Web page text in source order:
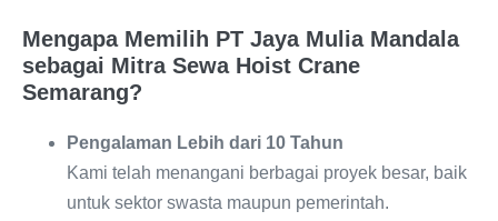
Mengapa Memilih PT Jaya Mulia Mandala
sebagai Mitra Sewa Hoist Crane
Semarang?
Pengalaman Lebih dari 10 Tahun
Kami telah menangani berbagai proyek besar, baik
untuk sektor swasta maupun pemerintah.